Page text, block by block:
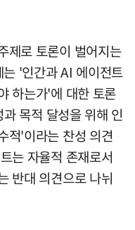
제로 토론이 벌어지는
'인간과 AI 에이전트
하는가'에 대한 토론
목적 달성을 위해 인
적'이라는 찬성 의견
는 자율적 존재로서
반대 의견으로 나뉘